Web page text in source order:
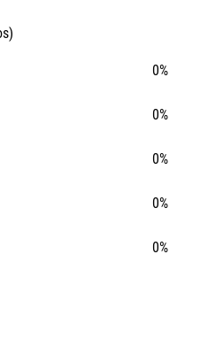
0%
0%
0%
0%
0%